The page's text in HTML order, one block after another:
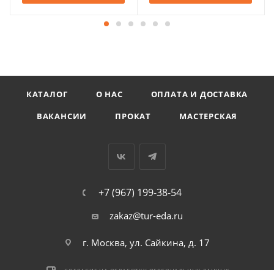
КАТАЛОГ О НАС
ОПЛАТА И ДОСТАВКА
ВАКАНСИИ
ПРОКАТ МАСТЕРСКАЯ
+7 (967) 199-38-54
zakaz@tur-eda.ru
г. Москва, ул. Сайкина, д. 17